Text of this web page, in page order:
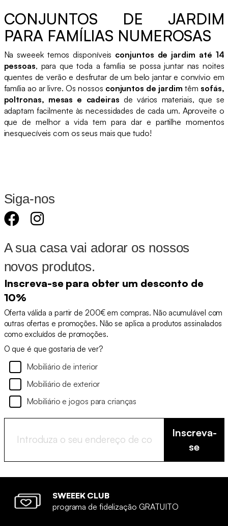
CONJUNTOS DE JARDIM
PARA FAMÍLIAS NUMEROSAS
Na sweeek temos disponíveis conjuntos de jardim até 14
pessoas, para que toda a família se possa juntar nas noites
quentes de verão e desfrutar de um belo jantar e convívio em
família ao ar livre. Os nossos conjuntos de jardim têm sofás,
poltronas, mesas e cadeiras de vários materiais, que se
adaptam facilmente às necessidades de cada um. Aproveite o
que de melhor a vida tem para dar e partilhe momentos
inesquecíveis com os seus mais que tudo!
Siga-nos
A sua casa vai adorar os nossos
novos produtos.
Inscreva-se para obter um desconto de
10%
Oferta válida a partir de 200€ em compras. Não acumulável com
outras ofertas e promoções. Não se aplica a produtos assinalados
como excluídos de promoções.
O que é que gostaria de ver?
Mobiliário de interior
Mobiliário de exterior
Mobiliário e jogos para crianças
Inscreva-
se
SWEEEK CLUB
programa de fidelização GRATUITO